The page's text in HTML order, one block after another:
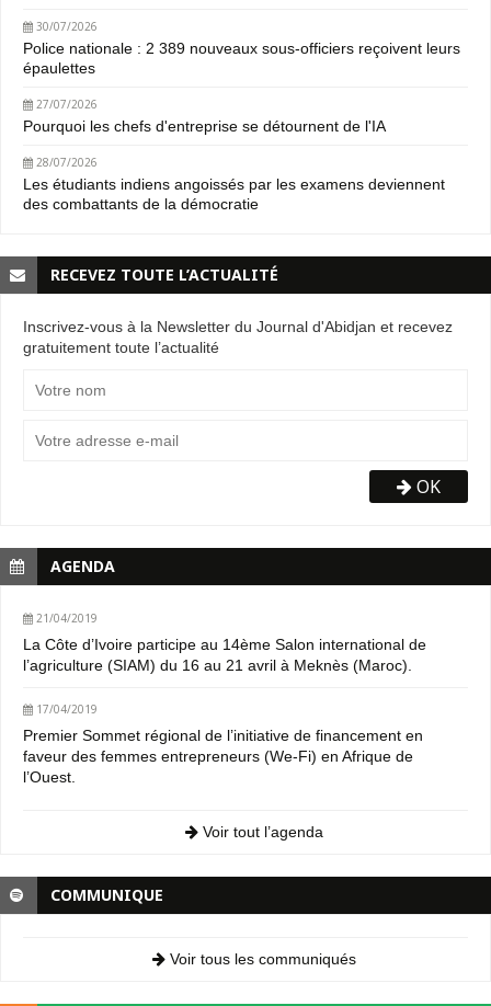
30/07/2026
Police nationale : 2 389 nouveaux sous-officiers reçoivent leurs
épaulettes
27/07/2026
Pourquoi les chefs d'entreprise se détournent de l'IA
28/07/2026
Les étudiants indiens angoissés par les examens deviennent
des combattants de la démocratie
RECEVEZ TOUTE L’ACTUALITÉ
Inscrivez-vous à la Newsletter du Journal d'Abidjan et recevez
gratuitement toute l’actualité
OK
AGENDA
21/04/2019
La Côte d’Ivoire participe au 14ème Salon international de
l’agriculture (SIAM) du 16 au 21 avril à Meknès (Maroc).
17/04/2019
Premier Sommet régional de l’initiative de financement en
faveur des femmes entrepreneurs (We-Fi) en Afrique de
l’Ouest.
Voir tout l’agenda
COMMUNIQUE
Voir tous les communiqués